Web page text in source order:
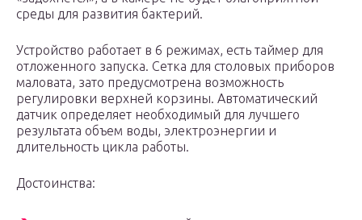
среды для развития бактерий.
Устройство работает в 6 режимах, есть таймер для
отложенного запуска. Сетка для столовых приборов
маловата, зато предусмотрена возможность
регулировки верхней корзины. Автоматический
датчик определяет необходимый для лучшего
результата объем воды, электроэнергии и
длительность цикла работы.
Достоинства: